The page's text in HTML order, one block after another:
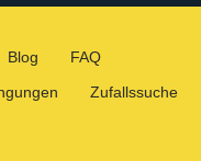
Blog
FAQ
Zufallssuche